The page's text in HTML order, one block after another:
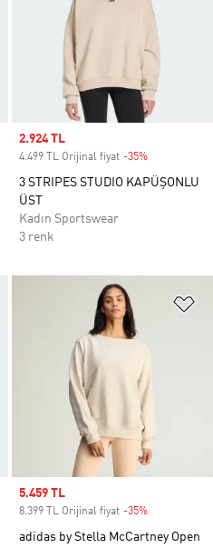
Sale price
2.924 TL
4.499 TL Orijinal fiyat -35%
3 STRIPES STUDIO KAPÜŞONLU
ÜST
Kadın Sportswear
3 renk
Favori Listesine Ekle
Sale price
5.459 TL
8.399 TL Orijinal fiyat -35%
adidas by Stella McCartney Open